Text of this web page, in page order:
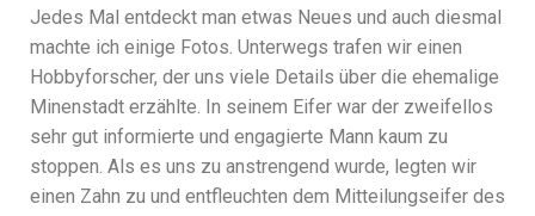
Jedes Mal entdeckt man etwas Neues und auch diesmal
machte ich einige Fotos. Unterwegs trafen wir einen
Hobbyforscher, der uns viele Details über die ehemalige
Minenstadt erzählte. In seinem Eifer war der zweifellos
sehr gut informierte und engagierte Mann kaum zu
stoppen. Als es uns zu anstrengend wurde, legten wir
einen Zahn zu und entfleuchten dem Mitteilungseifer des